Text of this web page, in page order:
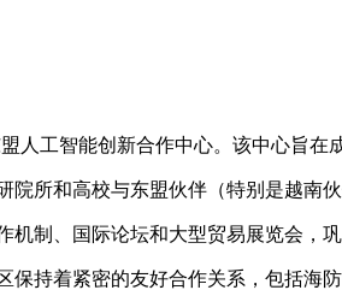
人工智能创新合作中心。该中心旨
院所和高校与东盟伙伴（特别是越南
机制、国际论坛和大型贸易展览会，
保持着紧密的友好合作关系，包括海